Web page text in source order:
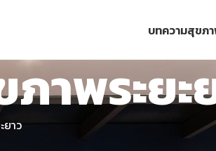
บทความสุขภ
าพระยะ
ยาว